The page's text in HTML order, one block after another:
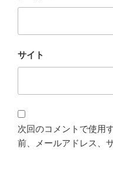
サイト
次回のコメントで使用
前、メールアドレス、